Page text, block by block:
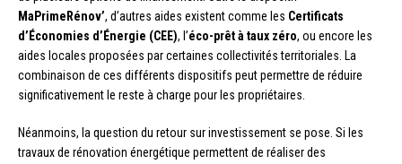
MaPrimeRénov’, d’autres aides existent comme les Certificats
d’Économies d’Énergie (CEE), l’éco-prêt à taux zéro, ou encore les
aides locales proposées par certaines collectivités territoriales. La
combinaison de ces différents dispositifs peut permettre de réduire
significativement le reste à charge pour les propriétaires.
Néanmoins, la question du retour sur investissement se pose. Si les
travaux de rénovation énergétique permettent de réaliser des